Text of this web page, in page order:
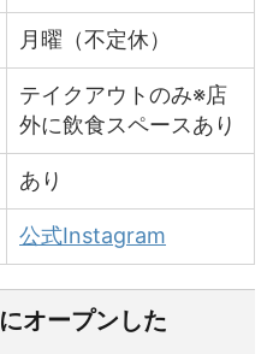
月曜（不定休）
テイクアウトのみ※店
外に飲食スペースあり
あり
公式Instagram
にオープンした